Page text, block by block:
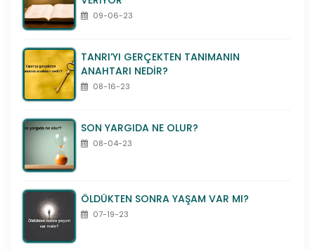
09-06-23
TANRI’YI GERÇEKTEN TANIMANIN
ANAHTARI NEDİR?
08-16-23
SON YARGIDA NE OLUR?
08-04-23
ÖLDÜKTEN SONRA YAŞAM VAR MI?
07-19-23